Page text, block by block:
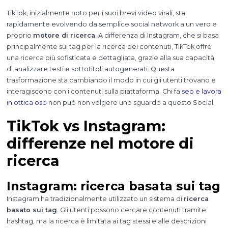
TikTok, inizialmente noto per i suoi brevi video virali, sta
rapidamente evolvendo da semplice social network a un vero e
proprio motore di ricerca. A differenza di Instagram, che si basa
principalmente sui tag per la ricerca dei contenuti, TikTok offre
una ricerca più sofisticata e dettagliata, grazie alla sua capacità
di analizzare testi e sottotitoli autogenerati. Questa
trasformazione sta cambiando il modo in cui gli utenti trovano e
interagiscono con i contenuti sulla piattaforma. Chi fa seo e lavora
in ottica oso non può non volgere uno sguardo a questo Social.
TikTok vs Instagram:
differenze nel motore di
ricerca
Instagram: ricerca basata sui tag
Instagram ha tradizionalmente utilizzato un sistema di ricerca
basato sui tag. Gli utenti possono cercare contenuti tramite
hashtag, ma la ricerca è limitata ai tag stessi e alle descrizioni